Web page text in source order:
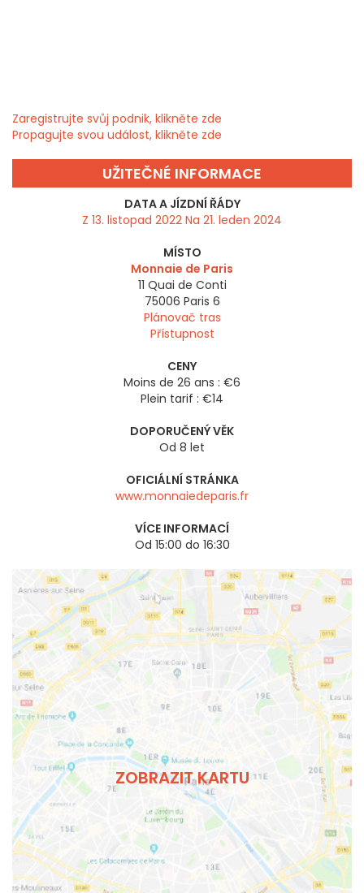
Zaregistrujte svůj podnik, klikněte zde
Propagujte svou událost, klikněte zde
UŽITEČNÉ INFORMACE
DATA A JÍZDNÍ ŘÁDY
Z 13. listopad 2022 Na 21. leden 2024
MÍSTO
Monnaie de Paris
11 Quai de Conti
75006 Paris 6
Plánovač tras
Přístupnost
CENY
Moins de 26 ans : €6
Plein tarif : €14
DOPORUČENÝ VĚK
Od 8 let
OFICIÁLNÍ STRÁNKA
www.monnaiedeparis.fr
VÍCE INFORMACÍ
Od 15:00 do 16:30
ZOBRAZIT KARTU